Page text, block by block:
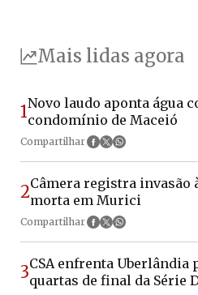
Mais lidas agora
1Novo laudo aponta água
condomínio de Maceió
Compartilhar
2Câmera registra invasão
morta em Murici
Compartilhar
3CSA enfrenta Uberlândia
quartas de final da Série